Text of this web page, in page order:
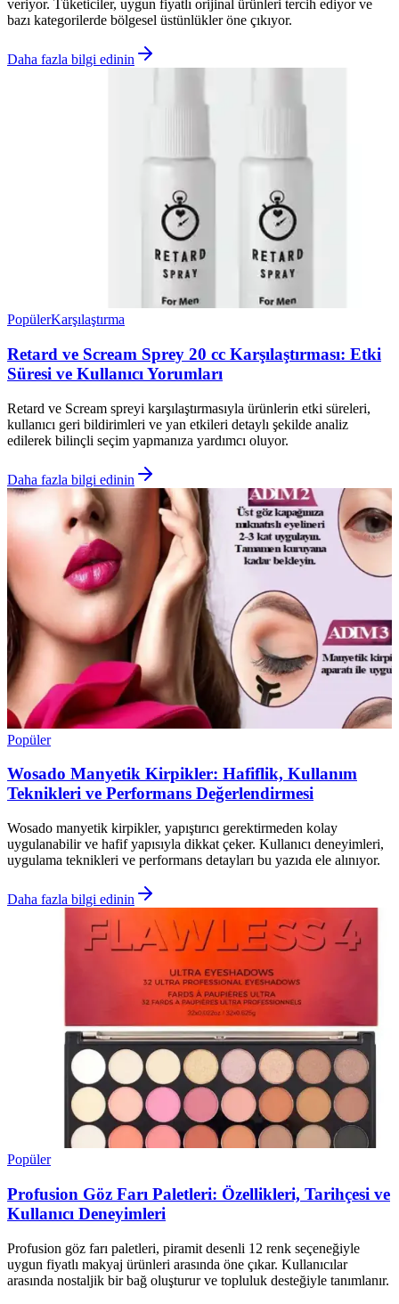
veriyor. Tüketiciler, uygun fiyatlı orijinal ürünleri tercih ediyor ve
bazı kategorilerde bölgesel üstünlükler öne çıkıyor.
Daha fazla bilgi edinin
PopülerKarşılaştırma
Retard ve Scream Sprey 20 cc Karşılaştırması: Etki
Süresi ve Kullanıcı Yorumları
Retard ve Scream spreyi karşılaştırmasıyla ürünlerin etki süreleri,
kullanıcı geri bildirimleri ve yan etkileri detaylı şekilde analiz
edilerek bilinçli seçim yapmanıza yardımcı oluyor.
Daha fazla bilgi edinin
Popüler
Wosado Manyetik Kirpikler: Hafiflik, Kullanım
Teknikleri ve Performans Değerlendirmesi
Wosado manyetik kirpikler, yapıştırıcı gerektirmeden kolay
uygulanabilir ve hafif yapısıyla dikkat çeker. Kullanıcı deneyimleri,
uygulama teknikleri ve performans detayları bu yazıda ele alınıyor.
Daha fazla bilgi edinin
Popüler
Profusion Göz Farı Paletleri: Özellikleri, Tarihçesi ve
Kullanıcı Deneyimleri
Profusion göz farı paletleri, piramit desenli 12 renk seçeneğiyle
uygun fiyatlı makyaj ürünleri arasında öne çıkar. Kullanıcılar
arasında nostaljik bir bağ oluşturur ve topluluk desteğiyle tanımlanır.